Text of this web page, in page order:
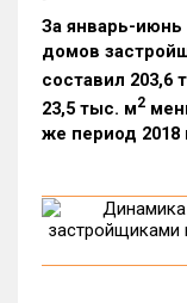
За январь-июнь
домов
составил 203,6
23,5 тыс. м2
же период 2018